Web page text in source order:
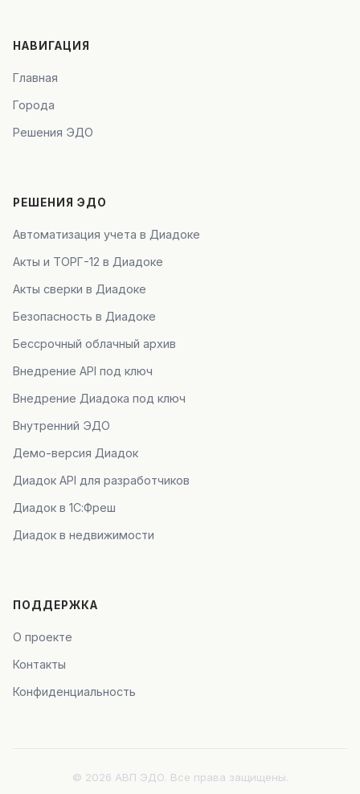
НАВИГАЦИЯ
Главная
Города
Решения ЭДО
РЕШЕНИЯ ЭДО
Автоматизация учета в Диадоке
Акты и ТОРГ-12 в Диадоке
Акты сверки в Диадоке
Безопасность в Диадоке
Бессрочный облачный архив
Внедрение API под ключ
Внедрение Диадока под ключ
Внутренний ЭДО
Демо-версия Диадок
Диадок API для разработчиков
Диадок в 1С:Фреш
Диадок в недвижимости
ПОДДЕРЖКА
О проекте
Контакты
Конфиденциальность
© 2026 АВП ЭДО. Все права защищены.